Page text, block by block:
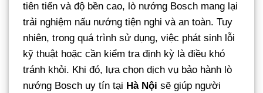
tiên tiến và độ bền cao, lò nướng Bosch mang lại
trải nghiệm nấu nướng tiện nghi và an toàn. Tuy
nhiên, trong quá trình sử dụng, việc phát sinh lỗi
kỹ thuật hoặc cần kiểm tra định kỳ là điều khó
tránh khỏi. Khi đó, lựa chọn dịch vụ bảo hành lò
nướng Bosch uy tín tại Hà Nội sẽ giúp người